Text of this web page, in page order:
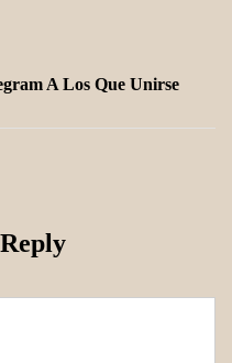
A Los Que Unirse